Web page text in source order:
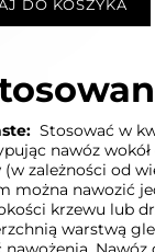
DO KOSZYKA
Stosować w
nawóz
(w zależności od
można nawozić
krzewu lub
warstwą